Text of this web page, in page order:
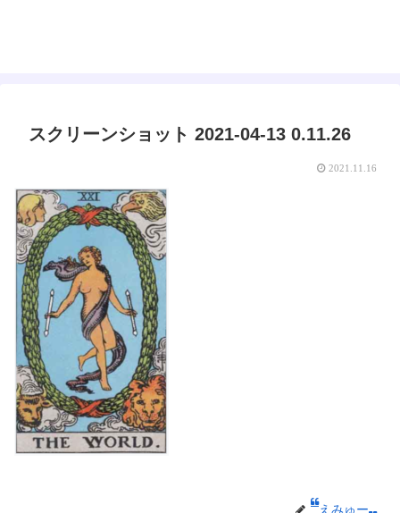
スクリーンショット 2021-04-13 0.11.26
2021.11.16
えみゅー